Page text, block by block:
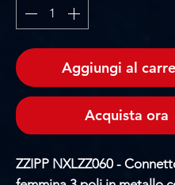
Aggiungi al
Acquista ora
ZZIPP NXLZZ060 -